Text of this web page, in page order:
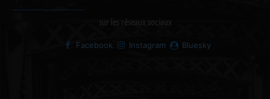
sur les réseaux sociaux
Facebook Instagram Bluesky